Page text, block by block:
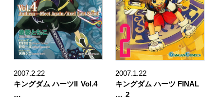
2007.2.22
キングダム ハーツII
Vol.4
…
2007.1.22
キングダム ハーツ FINAL
… 2